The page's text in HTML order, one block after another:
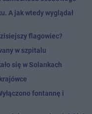
A jak wtedy wyglądał
flagowiec?
w szpitalu
się w Solankach
fontannę i